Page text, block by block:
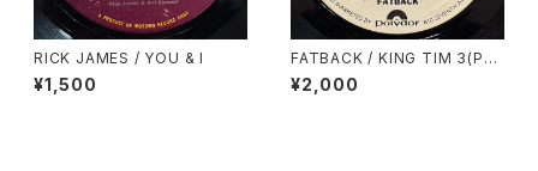
RICK JAMES / YOU & I
¥1,500
FATBACK / KING TIM 3(PER
SONALITY JACK)
¥2,000